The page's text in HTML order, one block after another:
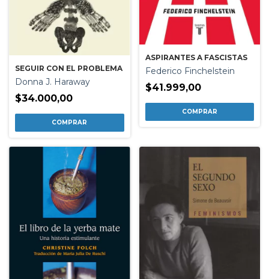
SEGUIR CON EL PROBLEMA
Donna J. Haraway
$34.000,00
ASPIRANTES A FASCISTAS
Federico Finchelstein
$41.999,00